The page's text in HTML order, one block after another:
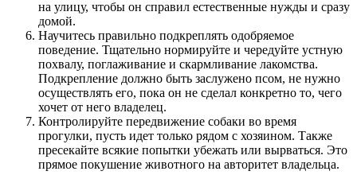
на улицу, чтобы он справил естественные нужды и сразу
домой.
Научитесь правильно подкреплять одобряемое
поведение. Тщательно нормируйте и чередуйте устную
похвалу, поглаживание и скармливание лакомства.
Подкрепление должно быть заслужено псом, не нужно
осуществлять его, пока он не сделал конкретно то, чего
хочет от него владелец.
Контролируйте передвижение собаки во время
прогулки, пусть идет только рядом с хозяином. Также
пресекайте всякие попытки убежать или вырваться. Это
прямое покушение животного на авторитет владельца.